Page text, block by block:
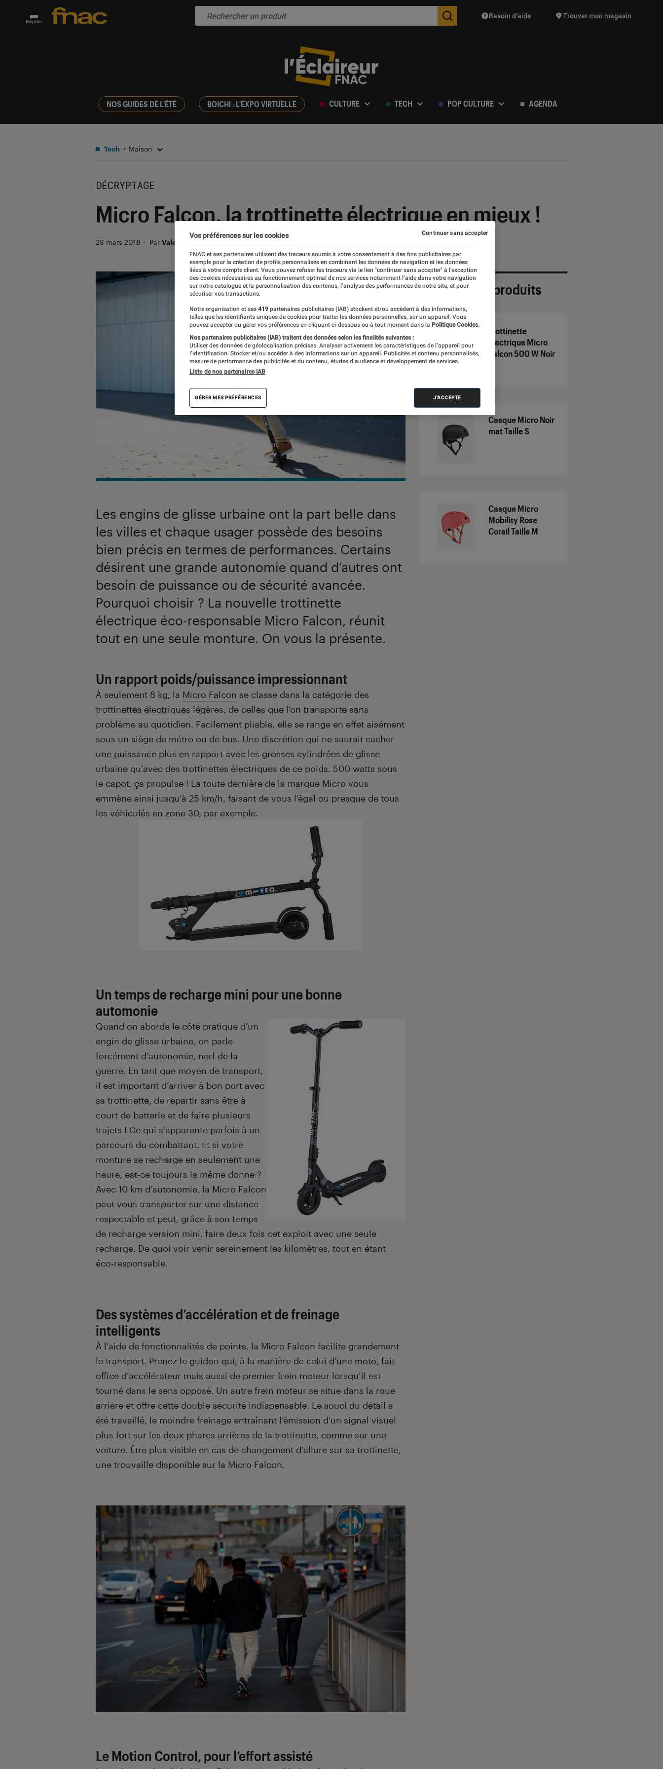
Rayons Des suggestions de produits vont vous être proposées
Besoin d’aide Trouver mon magasin
NOS GUIDES DE L'ÉTÉ BOICHI : L'EXPO VIRTUELLE CULTURE TECH POP CULTURE AGENDA
Tech Maison
DÉCRYPTAGE
Micro Falcon, la trottinette électrique en mieux !
28 mars 2018 ・ Par Valentin
Les engins de glisse urbaine ont la part belle dans
les villes et chaque usager possède des besoins
bien précis en termes de performances. Certains
désirent une grande autonomie quand d’autres ont
besoin de puissance ou de sécurité avancée.
Pourquoi choisir ? La nouvelle trottinette
électrique éco-responsable Micro Falcon, réunit
tout en une seule monture. On vous la présente.
Un rapport poids/puissance impressionnant
À seulement 8 kg, la Micro Falcon se classe dans la catégorie des
trottinettes électriques légères, de celles que l’on transporte sans
problème au quotidien. Facilement pliable, elle se range en effet aisément
sous un siège de métro ou de bus. Une discrétion qui ne saurait cacher
une puissance plus en rapport avec les grosses cylindrées de glisse
urbaine qu’avec des trottinettes électriques de ce poids. 500 watts sous
le capot, ça propulse ! La toute dernière de la marque Micro vous
emmène ainsi jusqu’à 25 km/h, faisant de vous l’égal ou presque de tous
les véhiculés en zone 30, par exemple.
Un temps de recharge mini pour une bonne
automonie
Quand on aborde le côté pratique d’un
engin de glisse urbaine, on parle
forcément d’autonomie, nerf de la
guerre. En tant que moyen de transport,
il est important d’arriver à bon port avec
sa trottinette, de repartir sans être à
court de batterie et de faire plusieurs
trajets ! Ce qui s’apparente parfois à un
parcours du combattant. Et si votre
monture se recharge en seulement une
heure, est-ce toujours la même donne ?
Avec 10 km d’autonomie, la Micro Falcon
peut vous transporter sur une distance
respectable et peut, grâce à son temps
de recharge version mini, faire deux fois cet exploit avec une seule
recharge. De quoi voir venir sereinement les kilomètres, tout en étant
éco-responsable.
Des systèmes d’accélération et de freinage
intelligents
À l’aide de fonctionnalités de pointe, la Micro Falcon facilite grandement
le transport. Prenez le guidon qui, à la manière de celui d’une moto, fait
office d’accélérateur mais aussi de premier frein moteur lorsqu’il est
tourné dans le sens opposé. Un autre frein moteur se situe dans la roue
arrière et offre cette double sécurité indispensable. Le souci du détail a
été travaillé, le moindre freinage entraînant l’émission d’un signal visuel
plus fort sur les deux phares arrières de la trottinette, comme sur une
voiture. Être plus visible en cas de changement d’allure sur sa trottinette,
une trouvaille disponible sur la Micro Falcon.
Le Motion Control, pour l’effort assisté
Sélection de produits
Trottinette
électrique Micro
Falcon 500 W Noir
Casque Micro Noir
mat Taille S
Casque Micro
Mobility Rose
Corail Taille M
Vos préférences sur les cookies
FNAC et ses partenaires utilisent des traceurs soumis à votre consentement à des fins publicitaires par
exemple pour la création de profils personnalisés en combinant les données de navigation et les données
liées à votre compte client. Vous pouvez refuser les traceurs via le lien "continuer sans accepter" à l’exception
des cookies nécessaires au fonctionnement optimal de nos services notamment l’aide dans votre navigation
sur notre catalogue et la personnalisation des contenus, l’analyse des performances de notre site, et pour
sécuriser vos transactions.
Notre organisation et ses 419 partenaires publicitaires (IAB) stockent et/ou accèdent à des informations,
telles que les identifiants uniques de cookies pour traiter les données personnelles, sur un appareil. Vous
pouvez accepter ou gérer vos préférences en cliquant ci-dessous ou à tout moment dans la Politique Cookies.
Nos partenaires publicitaires (IAB) traitent des données selon les finalités suivantes :
Utiliser des données de géolocalisation précises. Analyser activement les caractéristiques de l’appareil pour
l’identification. Stocker et/ou accéder à des informations sur un appareil. Publicités et contenu personnalisés,
mesure de performance des publicités et du contenu, études d’audience et développement de services.
Liste de nos partenaires IAB
GÉRER MES PRÉFÉRENCES J'ACCEPTE
Continuer sans accepter